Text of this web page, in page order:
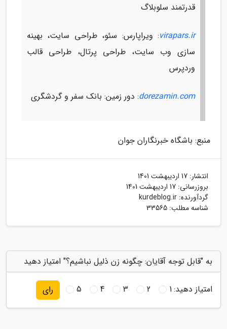
قدرتمند سلوبلاگ
virapars.ir: ویراپارس: سئو، طراحی سایت، بهینه
سازی وب سایت، طراحی پرتال، طراحی قالب
وردپرس
dorezamin.com: دور زمین: بانک سفر و گردشگری
منبع: باشگاه خبرنگاران جوان
انتشار: 17 اردیبهشت 1401
بروزرسانی: 17 اردیبهشت 1401
گردآورنده: kurdeblog.ir
شناسه مطلب: 33565
به "قابل توجه آقایان: چگونه زن ذلیل نباشیم؟" امتیاز دهید
امتیاز دهید:1
2
3
4
5 رای